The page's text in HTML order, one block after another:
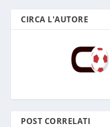
CIRCA L'AUTORE
POST CORRELATI